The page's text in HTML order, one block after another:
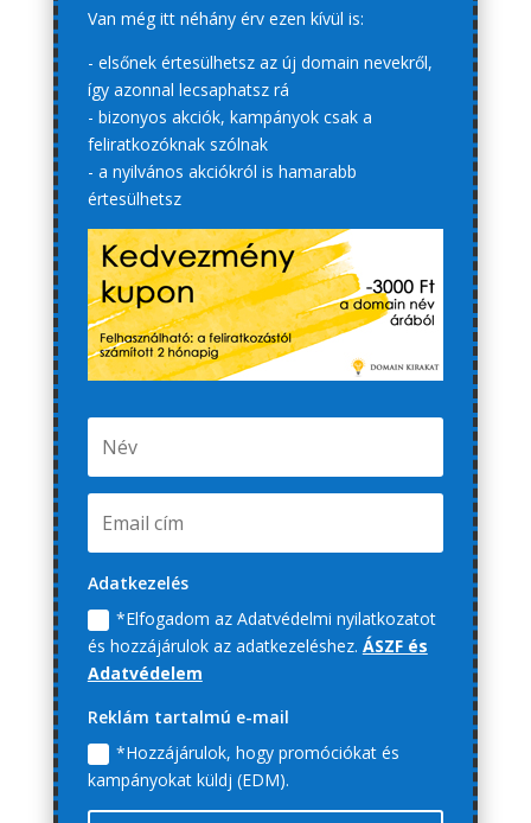
Van még itt néhány érv ezen kívül is:
- elsőnek értesülhetsz az új domain nevekről,
így azonnal lecsaphatsz rá
- bizonyos akciók, kampányok csak a
feliratkozóknak szólnak
- a nyilvános akciókról is hamarabb
értesülhetsz
Adatkezelés
*Elfogadom az Adatvédelmi nyilatkozatot
és hozzájárulok az adatkezeléshez. ÁSZF és
Adatvédelem
Reklám tartalmú e-mail
*Hozzájárulok, hogy promóciókat és
kampányokat küldj (EDM).